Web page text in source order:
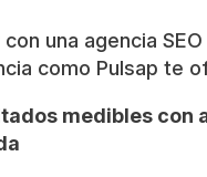
una agencia
como Pulsap te
medibles con